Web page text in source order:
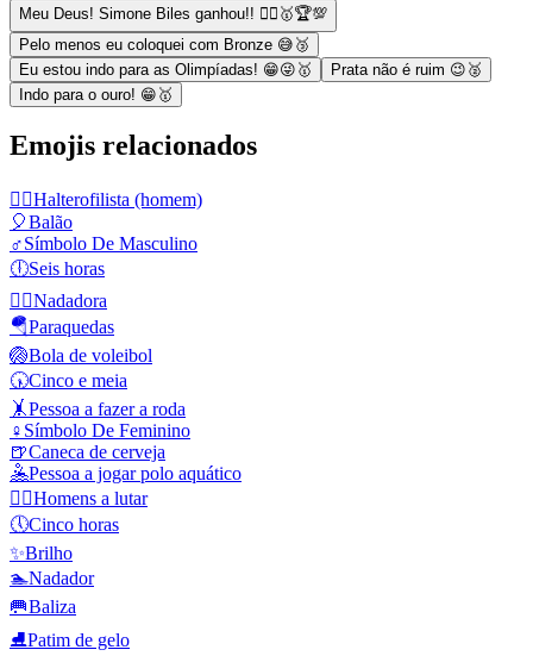
Meu Deus! Simone Biles ganhou!! 🤸‍♀️🥇🏆💯
Pelo menos eu coloquei com Bronze 😅🥉
Eu estou indo para as Olimpíadas! 😁😜🥇
Prata não é ruim 😉🥈
Indo para o ouro! 😁🥇
Emojis relacionados
🏋️‍♂️Halterofilista (homem)
🎈Balão
♂️Símbolo De Masculino
🕕Seis horas
🏊‍♀️Nadadora
🪂Paraquedas
🏐Bola de voleibol
🕠Cinco e meia
🤸Pessoa a fazer a roda
♀️ Símbolo De Feminino
🍺Caneca de cerveja
🤽Pessoa a jogar polo aquático
🤼‍♂️Homens a lutar
🕔Cinco horas
✨Brilho
🏊Nadador
🥅Baliza
⛸️Patim de gelo